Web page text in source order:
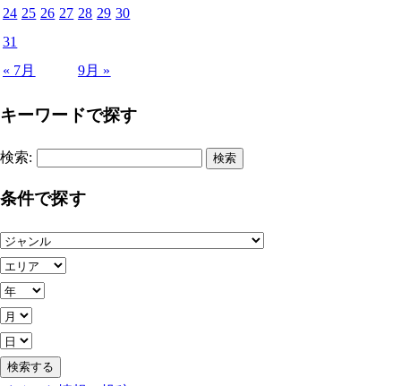
« 7月 9月 »
24 25 26 27 28 29 30
31
キーワードで探す
検索:
条件で探す